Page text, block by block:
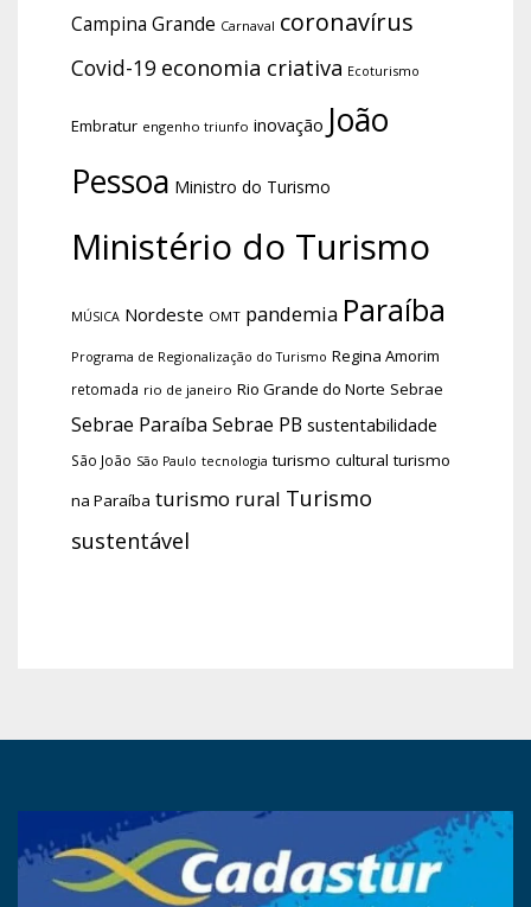
Campina Grande Carnaval coronavírus
Covid-19 economia criativa Ecoturismo
Embratur engenho triunfo inovação João
Pessoa Ministro do Turismo
Ministério do Turismo
MÚSICA Nordeste OMT pandemia Paraíba
Programa de Regionalização do Turismo Regina Amorim
retomada rio de janeiro Rio Grande do Norte Sebrae
Sebrae Paraíba Sebrae PB sustentabilidade
São João São Paulo tecnologia turismo cultural turismo
na Paraíba turismo rural Turismo
sustentável